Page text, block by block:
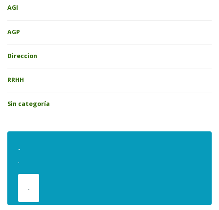
AGI
AGP
Direccion
RRHH
Sin categoría
.
.
.